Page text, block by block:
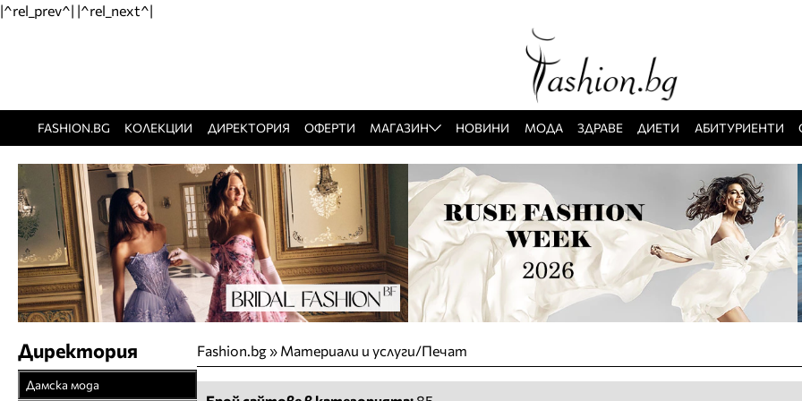
|^rel_prev^| |^rel_next^|
FASHION.BG КОЛЕКЦИИ ДИРЕКТОРИЯ ОФЕРТИ МАГАЗИН НОВИНИ МОДА ЗДРАВЕ ДИЕТИ АБИТУРИЕНТИ
Fashion.bg» Материали и услуги/Печат
Директория
Дамска мода